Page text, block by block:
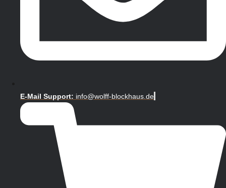
E-Mail Support: info@wolff-blockhaus.de